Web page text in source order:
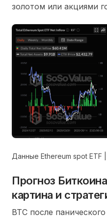
золотом или акциями
Данные Ethereum spot ETF
Прогноз
картина и
BTC после